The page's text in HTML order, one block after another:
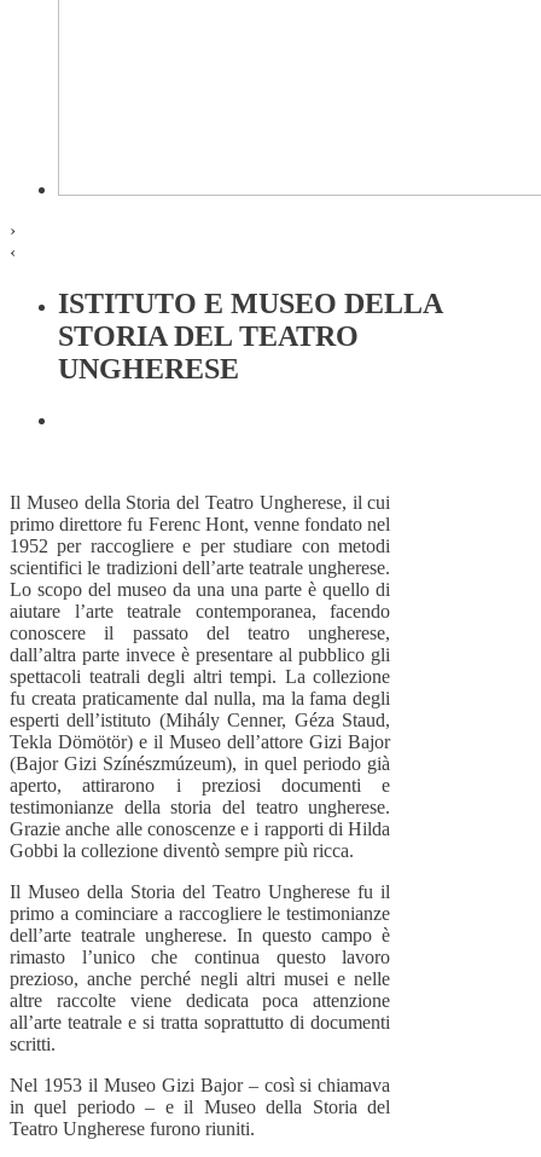
›
‹
ISTITUTO E MUSEO DELLA
STORIA DEL TEATRO
UNGHERESE
Il Museo della Storia del Teatro Ungherese, il cui
primo direttore fu Ferenc Hont, venne fondato nel
1952 per raccogliere e per studiare con metodi
scientifici le tradizioni dell’arte teatrale ungherese.
Lo scopo del museo da una una parte è quello di
aiutare l’arte teatrale contemporanea, facendo
conoscere il passato del teatro ungherese,
dall’altra parte invece è presentare al pubblico gli
spettacoli teatrali degli altri tempi. La collezione
fu creata praticamente dal nulla, ma la fama degli
esperti dell’istituto (Mihály Cenner, Géza Staud,
Tekla Dömötör) e il Museo dell’attore Gizi Bajor
(Bajor Gizi Színészmúzeum), in quel periodo già
aperto, attirarono i preziosi documenti e
testimonianze della storia del teatro ungherese.
Grazie anche alle conoscenze e i rapporti di Hilda
Gobbi la collezione diventò sempre più ricca.
Il Museo della Storia del Teatro Ungherese fu il
primo a cominciare a raccogliere le testimonianze
dell’arte teatrale ungherese. In questo campo è
rimasto l’unico che continua questo lavoro
prezioso, anche perché negli altri musei e nelle
altre raccolte viene dedicata poca attenzione
all’arte teatrale e si tratta soprattutto di documenti
scritti.
Nel 1953 il Museo Gizi Bajor – così si chiamava
in quel periodo – e il Museo della Storia del
Teatro Ungherese furono riuniti.